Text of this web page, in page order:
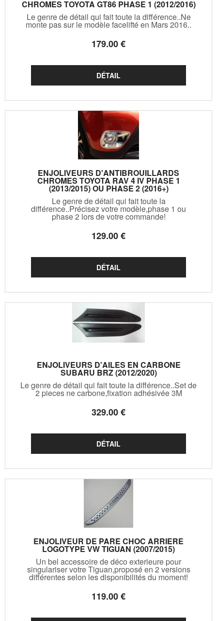
CHROMES TOYOTA GT86 PHASE 1 (2012/2016)
Le genre de détail qui fait toute la différence..Ne
monte pas sur le modèle facelifté en Mars 2016..
179.00€
ENJOLIVEURS D'ANTIBROUILLARDS
CHROMES TOYOTA RAV 4 IV PHASE 1
(2013/2015) OU PHASE 2 (2016+)
Le genre de détail qui fait toute la
différence..Précisez votre modèle,phase 1 ou
phase 2 lors de votre commande!
129.00€
ENJOLIVEURS D'AILES EN CARBONE
SUBARU BRZ (2012/2020)
Le genre de détail qui fait toute la différence..Set de
2 pieces ne carbone,fixation adhésivée 3M
329.00€
ENJOLIVEUR DE PARE CHOC ARRIERE
LOGOTYPE VW TIGUAN (2007/2015)
Un bel accessoire de déco exterieure pour
singulariser votre Tiguan,proposé en 2 versions
différentes selon les disponibilités du moment!
119.00€